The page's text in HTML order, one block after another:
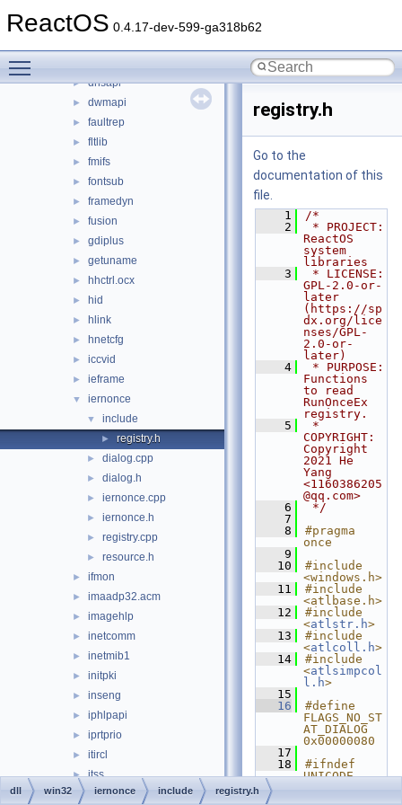
ReactOS 0.4.17-dev-599-ga318b62
► dbghelp
► dnsapi
► dwmapi
► faultrep
► fltlib
► fmifs
► fontsub
► framedyn
► fusion
► gdiplus
► getuname
► hhctrl.ocx
► hid
► hlink
► hnetcfg
► iccvid
► ieframe
▼ iernonce
▼ include
► registry.h
► dialog.cpp
► dialog.h
► iernonce.cpp
► iernonce.h
► registry.cpp
► resource.h
► ifmon
► imaadp32.acm
► imagehlp
► inetcomm
► inetmib1
► initpki
► inseng
► iphlpapi
► iprtprio
► itircl
► itss
► jscript
registry.h
Go to the
documentation of this
file.
    1
/*
    2
* PROJECT:
ReactOS
system
libraries
    3
* LICENSE:
GPL-2.0-or-
later
(https://sp
dx.org/lice
nses/GPL-
2.0-or-
later)
    4
* PURPOSE:
Functions
to read
RunOnceEx
registry.
    5
*
COPYRIGHT:
Copyright
2021 He
Yang
<1160386205
@qq.com>
    6
*/
    7
    8
#pragma
once
    9
   10
#include
<windows.h>
   11
#include
<atlbase.h>
   12
#include
<atlstr.h>
   13
#include
<atlcoll.h>
   14
#include
<atlsimpcol
l.h>
   15
   16
#define
FLAGS_NO_ST
AT_DIALOG
0x00000080
   17
   18
#ifndef
UNICODE
   19
dll win32 iernonce include registry.h